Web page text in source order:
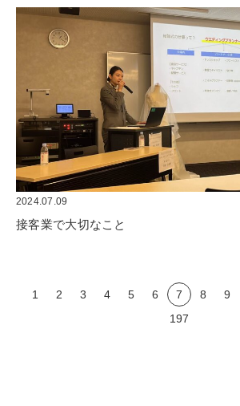
2024.07.09
接客業で大切なこと
1 2 3 4 5 6 7 8 9
197